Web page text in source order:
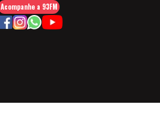
Acompanhe a 93FM